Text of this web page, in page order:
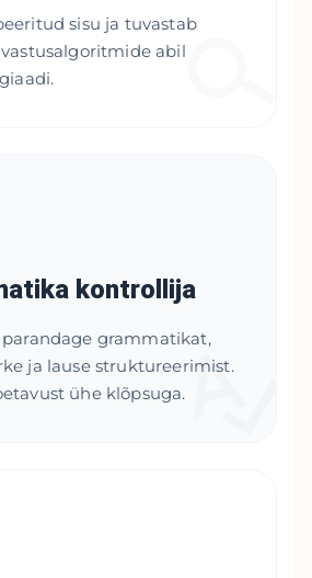
sisu ja tuvastab
abil
kontrollija
parandage grammatikat,
ja lause struktureerimist.
ühe klõpsuga.